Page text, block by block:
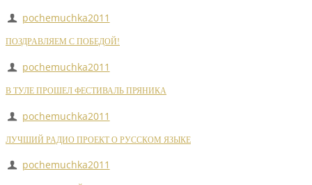
pochemuchka2011
ПОЗДРАВЛЯЕМ С ПОБЕДОЙ!
pochemuchka2011
В ТУЛЕ ПРОШЕЛ ФЕСТИВАЛЬ ПРЯНИКА
pochemuchka2011
ЛУЧШИЙ РАДИО ПРОЕКТ О РУССКОМ ЯЗЫКЕ
pochemuchka2011